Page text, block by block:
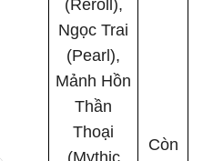
(Reroll),
Ngọc Trai
(Pearl),
Mảnh Hồn
Thần
Thoại
(Mythic
Còn